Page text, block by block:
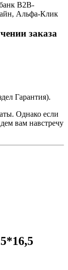
B2B-
Альфа-Клик
заказа
Гарантия).
Однако если
вам навстречу